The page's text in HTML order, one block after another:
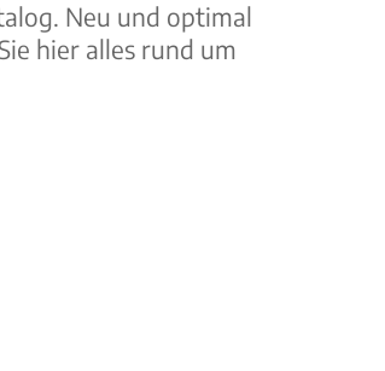
Neu und optimal
hier alles rund um